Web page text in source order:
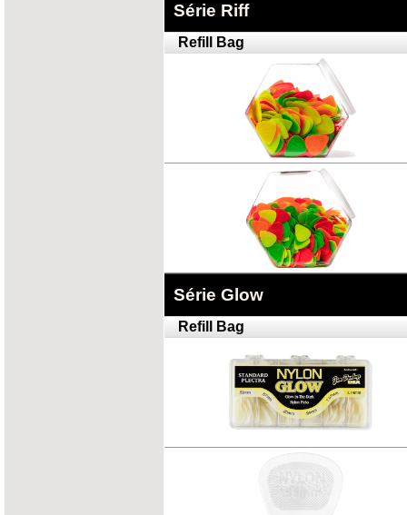
Série Riff
Refill Bag
Série Glow
Refill Bag